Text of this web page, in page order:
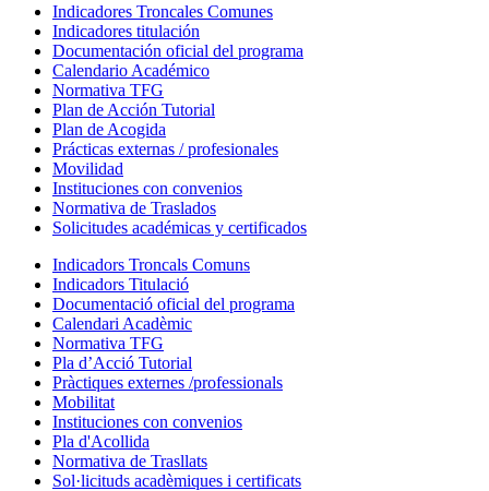
Indicadores Troncales Comunes
Indicadores titulación
Documentación oficial del programa
Calendario Académico
Normativa TFG
Plan de Acción Tutorial
Plan de Acogida
Prácticas externas / profesionales
Movilidad
Instituciones con convenios
Normativa de Traslados
Solicitudes académicas y certificados
Indicadors Troncals Comuns
Indicadors Titulació
Documentació oficial del programa
Calendari Acadèmic
Normativa TFG
Pla d’Acció Tutorial
Pràctiques externes /professionals
Mobilitat
Instituciones con convenios
Pla d'Acollida
Normativa de Trasllats
Sol·licituds acadèmiques i certificats